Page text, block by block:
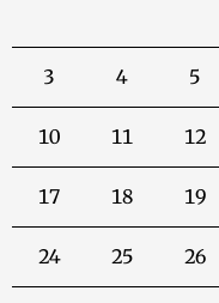
3 4 5
10 11 12
17 18 19
24 25 26